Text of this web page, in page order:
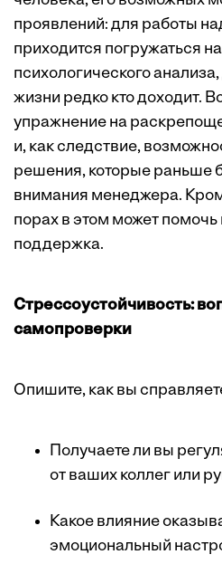
проявлений: для работы
приходится погружаться
психологического
жизни редко кто доходит.
упражнение на
и, как следствие,
решения, которые раньше
внимания менеджера.
порах в этом может помочь
поддержка.
Стрессоустойчивость:
самопроверки
Опишите, как вы
Получаете ли вы
от ваших коллег или
Какое влияние
эмоциональный